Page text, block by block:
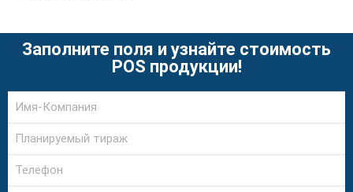
Заполните поля и узнайте стоимость
POS продукции!